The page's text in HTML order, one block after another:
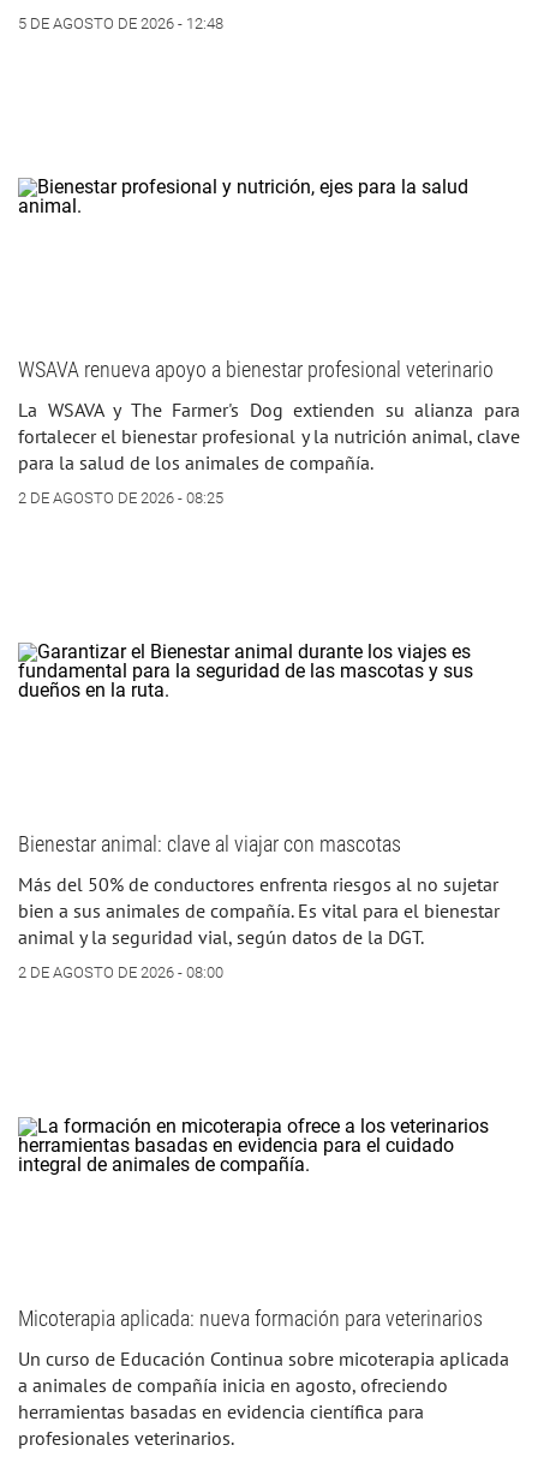
5 DE AGOSTO DE 2026 - 12:48
WSAVA renueva apoyo a bienestar profesional veterinario
La WSAVA y The Farmer's Dog extienden su alianza para
fortalecer el bienestar profesional y la nutrición animal, clave
para la salud de los animales de compañía.
2 DE AGOSTO DE 2026 - 08:25
Bienestar animal: clave al viajar con mascotas
Más del 50% de conductores enfrenta riesgos al no sujetar
bien a sus animales de compañía. Es vital para el bienestar
animal y la seguridad vial, según datos de la DGT.
2 DE AGOSTO DE 2026 - 08:00
Micoterapia aplicada: nueva formación para veterinarios
Un curso de Educación Continua sobre micoterapia aplicada
a animales de compañía inicia en agosto, ofreciendo
herramientas basadas en evidencia científica para
profesionales veterinarios.